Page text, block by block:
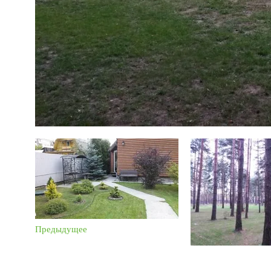
Предыдущее